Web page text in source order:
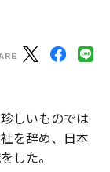
しいものでは
を辞め、日本
した。